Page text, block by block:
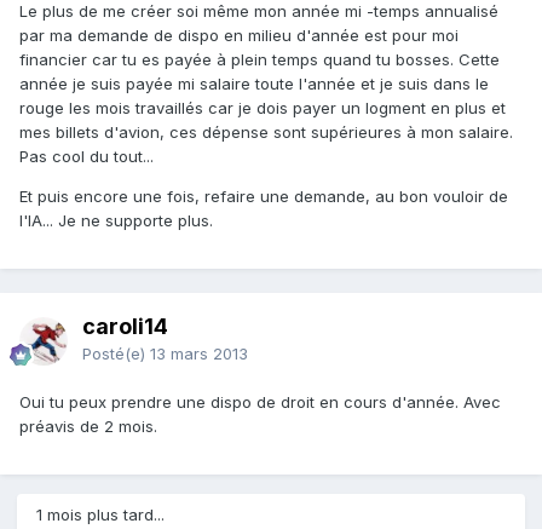
Le plus de me créer soi même mon année mi -temps annualisé
par ma demande de dispo en milieu d'année est pour moi
financier car tu es payée à plein temps quand tu bosses. Cette
année je suis payée mi salaire toute l'année et je suis dans le
rouge les mois travaillés car je dois payer un logment en plus et
mes billets d'avion, ces dépense sont supérieures à mon salaire.
Pas cool du tout...
Et puis encore une fois, refaire une demande, au bon vouloir de
l'IA... Je ne supporte plus.
caroli14
Posté(e) 13 mars 2013
Oui tu peux prendre une dispo de droit en cours d'année. Avec
préavis de 2 mois.
1 mois plus tard...